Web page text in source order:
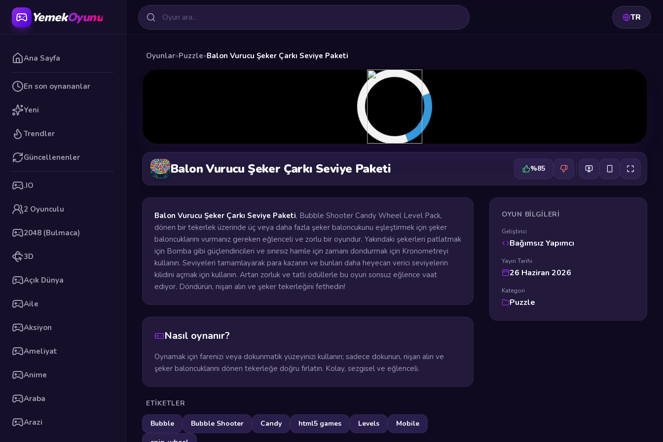
YemekOyunu
Ana Sayfa
En son oynananlar
Yeni
Trendler
Güncellenenler
.IO
2 Oyunculu
2048 (Bulmaca)
3D
Açık Dünya
Aile
Aksiyon
Ameliyat
Anime
Araba
Arazi
TR
Oyunlar»Puzzle»Balon Vurucu Şeker Çarkı Seviye Paketi
Balon Vurucu Şeker Çarkı Seviye Paketi %85
Balon Vurucu Şeker Çarkı Seviye Paketi, Bubble Shooter Candy Wheel Level Pack,
dönen bir tekerlek üzerinde üç veya daha fazla şeker baloncukunu eşleştirmek için şeker
baloncuklarını vurmanız gereken eğlenceli ve zorlu bir oyundur. Yakındaki şekerleri patlatmak
için Bomba gibi güçlendiricileri ve sınırsız hamle için zamanı dondurmak için Kronometreyi
kullanın. Seviyeleri tamamlayarak para kazanın ve bunları daha heyecan verici seviyelerin
kilidini açmak için kullanın. Artan zorluk ve tatlı ödüllerle bu oyun sonsuz eğlence vaat
ediyor. Döndürün, nişan alın ve şeker tekerleğini fethedin!
Nasıl oynanır?
Oynamak için farenizi veya dokunmatik yüzeyinizi kullanın; sadece dokunun, nişan alın ve
şeker baloncuklarını dönen tekerleğe doğru fırlatın. Kolay, sezgisel ve eğlenceli.
ETIKETLER
Bubble Bubble Shooter Candy html5 games Levels
Mobile
OYUN BILGILERI
Geliştirici
Bağımsız Yapımcı
Yayın Tarihi
26 Haziran 2026
Kategori
Puzzle